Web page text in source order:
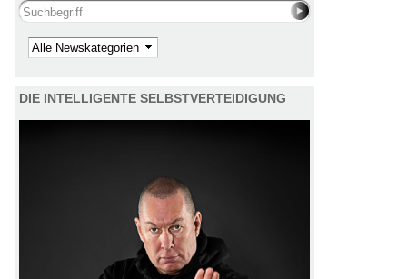
Search this site
Kategorie
DIE INTELLIGENTE SELBSTVERTEIDIGUNG